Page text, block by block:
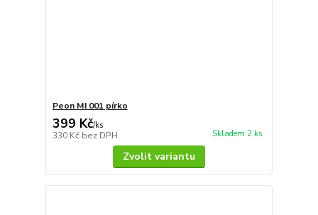
Peon MI 001 pírko
399 Kč/ks
330 Kč bez DPH Skladem 2 ks
Zvolit variantu